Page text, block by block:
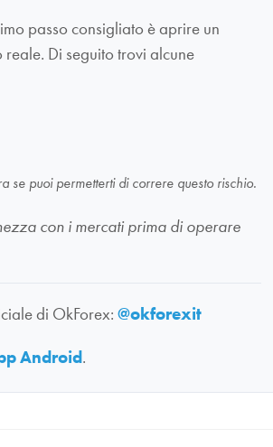
passo consigliato è aprire un
Di seguito trovi alcune
se puoi permetterti di correre questo rischio.
con i mercati prima di operare
di OkForex: @okforexit
Android.